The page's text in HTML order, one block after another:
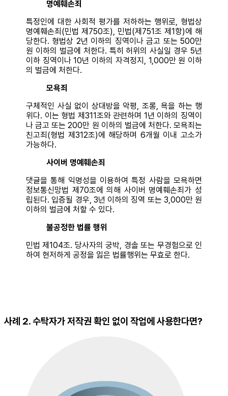
명예훼손죄
특정인에 대한 사회적 평가를 저하하는 행위로, 형법상
명예훼손죄(민법 제750조), 민법(제751조 제1항)에 해
당한다. 형법상 2년 이하의 징역이나 금고 또는 500만
원 이하의 벌금에 처한다. 특히 허위의 사실일 경우 5년
이하 징역이나 10년 이하의 자격정지, 1,000만 원 이하
의 벌금에 처한다.
모욕죄
구체적인 사실 없이 상대방을 악평, 조롱, 욕을 하는 행
위다. 이는 형법 제311조와 관련하며 1년 이하의 징역이
나 금고 또는 200만 원 이하의 벌금에 처한다. 모욕죄는
친고죄(형법 제312조)에 해당하며 6개월 이내 고소가
가능하다.
사이버 명예훼손죄
댓글을 통해 익명성을 이용하여 특정 사람을 모욕하면
정보통신망법 제70조에 의해 사이버 명예훼손죄가 성
립된다. 입증될 경우, 3년 이하의 징역 또는 3,000만 원
이하의 벌금에 처할 수 있다.
불공정한 법률 행위
민법 제104조. 당사자의 궁박, 경솔 또는 무경험으로 인
하여 현저하게 공정을 잃은 법률행위는 무효로 한다.
사례 2. 수탁자가 저작권 확인 없이 작업에 사용한다면?